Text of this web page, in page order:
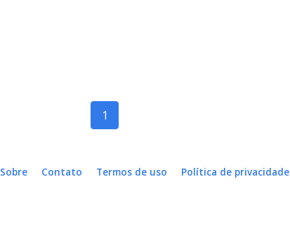
1
Sobre Contato Termos de uso Política de privacidade